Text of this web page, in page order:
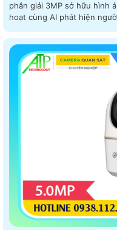
phân giải 3MP sở hữu hình
hoạt cùng AI phát hiện